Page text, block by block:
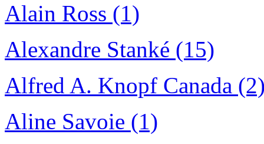
Alain Ross (1)
Alexandre Stanké (15)
Alfred A. Knopf Canada
Aline Savoie (1)